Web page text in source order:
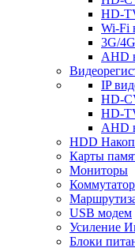
HD-
Wi-Fi
3G/
AHD
IP
HD-
HD-
AHD
HDD
Карты
Мониторы
USB модем
Усиление
Блоки